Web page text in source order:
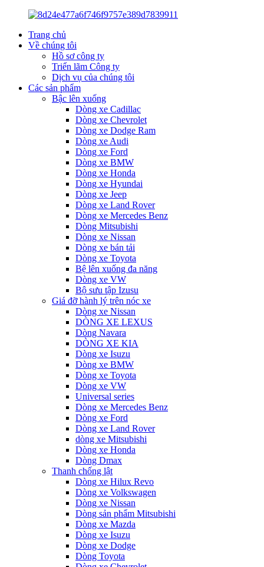
Trang chủ
Về chúng tôi
Hồ sơ công ty
Triển lãm Công ty
Dịch vụ của chúng tôi
Các sản phẩm
Bậc lên xuống
Dòng xe Cadillac
Dòng xe Chevrolet
Dòng xe Dodge Ram
Dòng xe Audi
Dòng xe Ford
Dòng xe BMW
Dòng xe Honda
Dòng xe Hyundai
Dòng xe Jeep
Dòng xe Land Rover
Dòng xe Mercedes Benz
Dòng Mitsubishi
Dòng xe Nissan
Dòng xe bán tải
Dòng xe Toyota
Bệ lên xuống đa năng
Dòng xe VW
Bộ sưu tập Izusu
Giá đỡ hành lý trên nóc xe
Dòng xe Nissan
DÒNG XE LEXUS
Dòng Navara
DÒNG XE KIA
Dòng xe Isuzu
Dòng xe BMW
Dòng xe Toyota
Dòng xe VW
Universal series
Dòng xe Mercedes Benz
Dòng xe Ford
Dòng xe Land Rover
dòng xe Mitsubishi
Dòng xe Honda
Dòng Dmax
Thanh chống lật
Dòng xe Hilux Revo
Dòng xe Volkswagen
Dòng xe Nissan
Dòng sản phẩm Mitsubishi
Dòng xe Mazda
Dòng xe Isuzu
Dòng xe Dodge
Dòng Toyota